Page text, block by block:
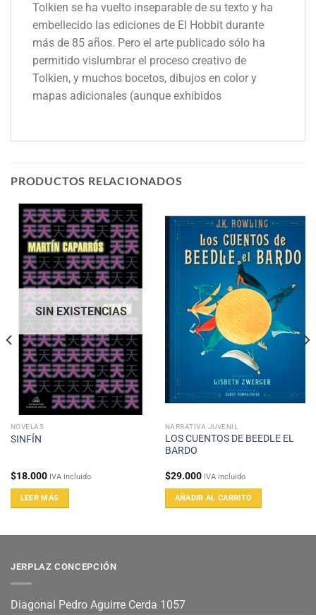
Tolkien se ha vuelto inseparable de su texto y ha
embellecido las ediciones de El Hobbit durante
más de 85 años. Pero el arte publicado sólo ha
permitido vislumbrar el proceso creativo de
Tolkien, y muchos bocetos, dibujos en color y
mapas adicionales (aunque exhibidos
PRODUCTOS RELACIONADOS
SIN EXISTENCIAS
NOVELAS
SINFÍN
$18.000 IVA incluido
LEER MÁS
NARRATIVA JUVENIL
LOS CUENTOS DE BEEDLE EL
BARDO
$29.000 IVA incluido
AÑADIR AL CARRITO
JERPLAZ CONCEPCIÓN
Diagonal Pedro Aguirre Cerda 1057